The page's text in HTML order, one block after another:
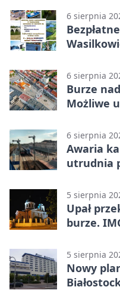
6 sierpnia
6 sierpnia
Burze
Możliwe
6 sierpnia
Awaria
utrudnia
5 sierpnia
Upał
burze.
5 sierpnia
Nowy